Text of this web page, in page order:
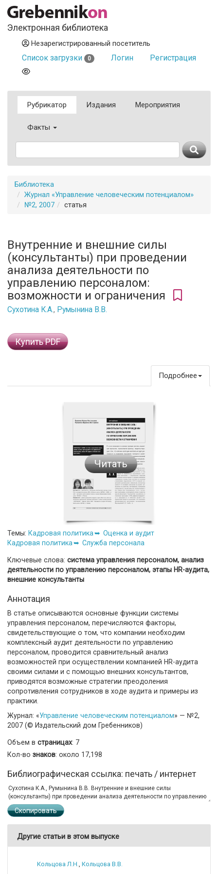
Электронная библиотека
Незарегистрированный посетитель
Список загрузки 0 Логин Регистрация
Рубрикатор Издания Мероприятия
Факты
Библиотека
Журнал «Управление человеческим потенциалом»
№2, 2007
статья
Внутренние и внешние силы
(консультанты) при проведении
анализа деятельности по
управлению персоналом:
возможности и ограничения
Сухотина К.А., Румынина В.В.
Купить PDF
Подробнее
Читать
Темы: Кадровая политика
Оценка и аудит
Кадровая политика
Служба персонала
Ключевые слова: система управления персоналом, анализ
деятельности по управлению персоналом, этапы HR-аудита,
внешние консультанты
Аннотация
В статье описываются основные функции системы
управления персоналом, перечисляются факторы,
свидетельствующие о том, что компании необходим
комплексный аудит деятельности по управлению
персоналом, проводится сравнительный анализ
возможностей при осуществлении компанией HR-аудита
своими силами и с помощью внешних консультантов,
приводятся возможные стратегии преодоления
сопротивления сотрудников в ходе аудита и примеры из
практики.
Журнал: «Управление человеческим потенциалом» — №2,
2007 (© Издательский дом Гребенников)
Объем в страницах: 7
Кол-во знаков: около 17,198
Библиографическая ссылка: печать / интернет
Скопировать
Другие статьи в этом выпуске
Кольцова Л.Н. Кольцова В.В.